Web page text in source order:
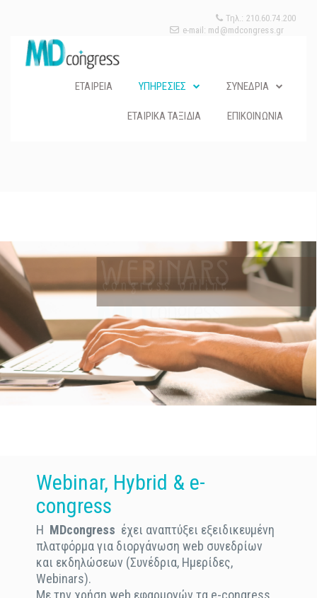
Τηλ.: 210.60.74.200
e-mail: md@mdcongress.gr
ΕΤΑΙΡΕΙΑ ΥΠΗΡΕΣΙΕΣ ΣΥΝΕΔΡΙΑ
ΕΤΑΙΡΙΚΑ ΤΑΞΙΔΙΑ ΕΠΙΚΟΙΝΩΝΙΑ
Webinar, Hybrid & e-
congress
Η MDcongress έχει αναπτύξει εξειδικευμένη
πλατφόρμα για διοργάνωση web συνεδρίων
και εκδηλώσεων (Συνέδρια, Ημερίδες,
Webinars).
Με την χρήση web εφαρμογών τα e-congress